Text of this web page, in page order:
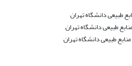
طبیعی دانشگاه تهران
طبیعی دانشگاه تهران
طبیعی دانشگاه تهران